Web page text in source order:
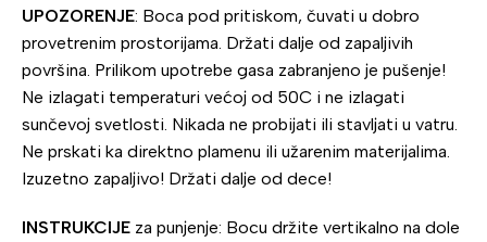
UPOZORENJE: Boca pod pritiskom, čuvati u dobro
provetrenim prostorijama. Držati dalje od zapaljivih
površina. Prilikom upotrebe gasa zabranjeno je pušenje!
Ne izlagati temperaturi većoj od 50C i ne izlagati
sunčevoj svetlosti. Nikada ne probijati ili stavljati u vatru.
Ne prskati ka direktno plamenu ili užarenim materijalima.
Izuzetno zapaljivo! Držati dalje od dece!
INSTRUKCIJE za punjenje: Bocu držite vertikalno na dole